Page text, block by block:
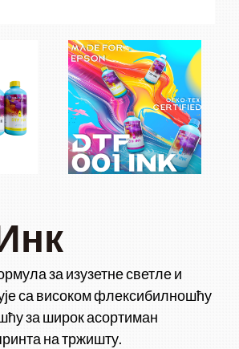
за изузетне светле и
са високом флексибилношћу
за широк асортиман
на тржишту.